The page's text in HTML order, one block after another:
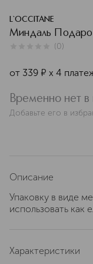
L`OCCITANE
Миндаль
(0)
от 339 ¤ х 4
Временно нет в
Добавьте его в
Описание
Упаковку в виде
использовать как
Характеристики